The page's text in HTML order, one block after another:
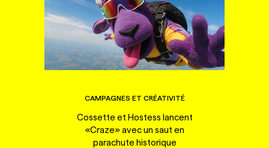
CAMPAGNES ET CRÉATIVITÉ
Cossette et Hostess lancent
«Craze» avec un saut en
parachute historique